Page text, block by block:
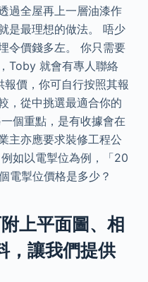
過全屋再上一層油漆作
是最理想的做法。 唔少
令價錢多左。 你只需要
Toby 就會有專人聯絡
價，你可自行按照其報
，從中挑選最適合你的
個重點，是有收據會在
主亦應要求裝修工程公
如以電掣位為例，「20
電掣位價格是多少？
上平面圖、相
，讓我們提供